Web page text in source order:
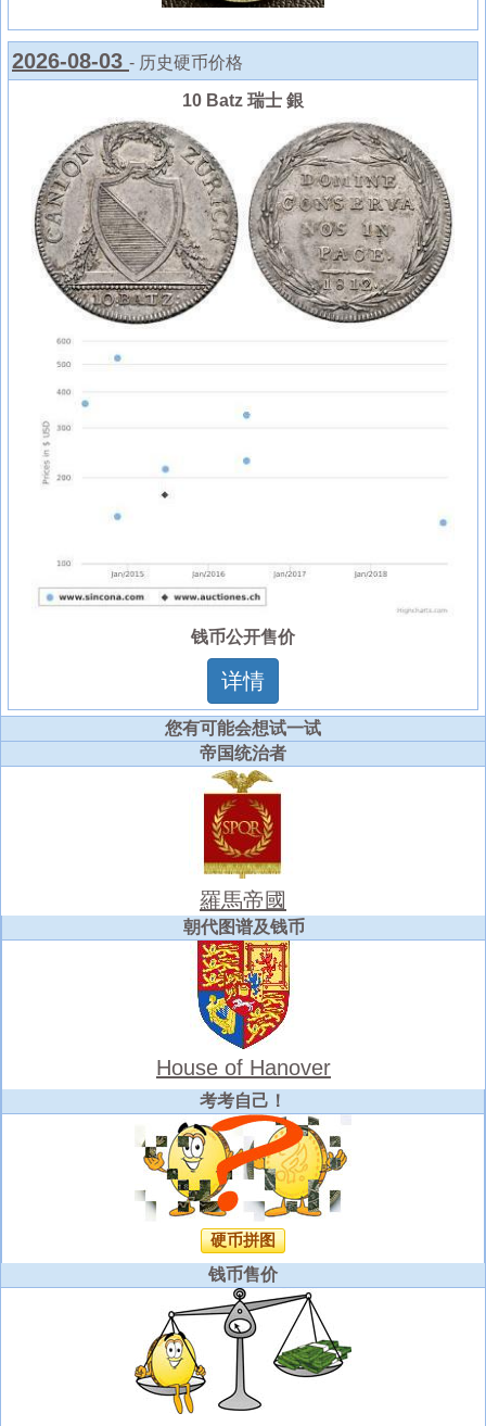
2026-08-03 - 历史硬币价格
10 Batz 瑞士 銀
钱币公开售价
详情
您有可能会想试一试
帝国统治者
羅馬帝國
朝代图谱及钱币
House of Hanover
考考自己！
硬币拼图
钱币售价